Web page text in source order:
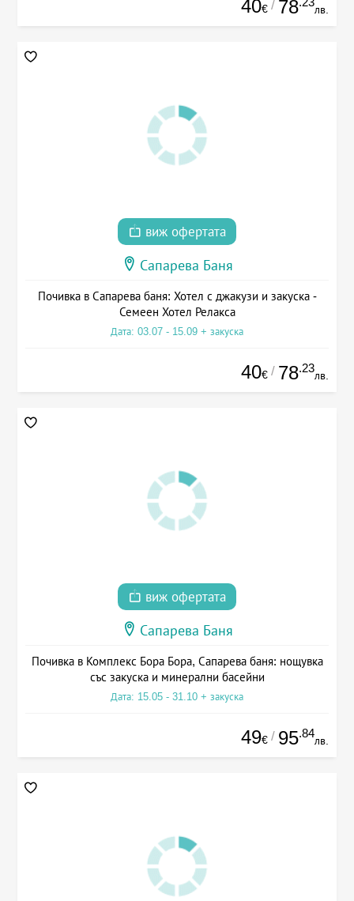
40€ / 78 лв.
виж офертата
Сапарева Баня
Почивка в Сапарева баня: Хотел с джакузи и закуска -
Семеен Хотел Релакса
Дата: 03.07 - 15.09 + закуска
40€ / 78.23
лв.
виж офертата
Сапарева Баня
Почивка в Комплекс Бора Бора, Сапарева баня: нощувка
със закуска и минерални басейни
Дата: 15.05 - 31.10 + закуска
49€ / 95.84
лв.